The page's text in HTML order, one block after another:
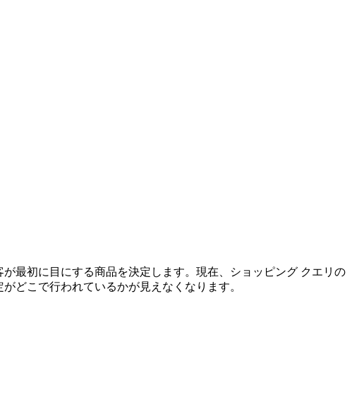
最初に目にする商品を決定します。現在、ショッピング クエリの
どこで行われているかが見えなくなります。